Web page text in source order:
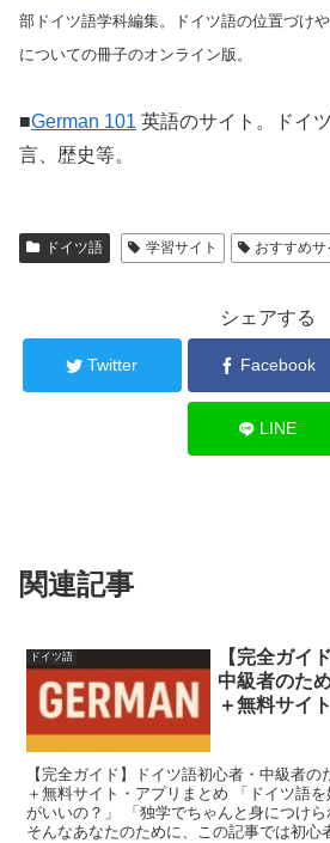
部ドイツ語学科編集。ドイツ語の位置づけ
についての冊子のオンライン版。
■German 101 英語のサイト。ドイ
言、歴史等。
ドイツ語 学習サイト おすすめサ
シェアする
Twitter Facebook
LINE
関連記事
ドイツ語
【完全ガイ
中級者のた
＋無料サイ
【完全ガイド】ドイツ語初心者・中級者
＋無料サイト・アプリまとめ 「ドイツ語
がいいの？」 「独学でちゃんと身につけら
そんなあなたのために、この記事では初心